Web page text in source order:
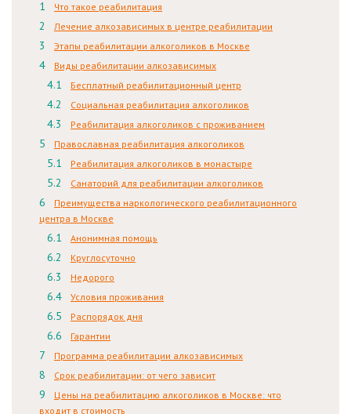
Что такое реабилитация
Лечение алкозависимых в центре реабилитации
Этапы реабилитации алкоголиков в Москве
Виды реабилитации алкозависимых
Бесплатный реабилитационный центр
Социальная реабилитация алкоголиков
Реабилитация алкоголиков с проживанием
Православная реабилитация алкоголиков
Реабилитация алкоголиков в монастыре
Санаторий для реабилитации алкоголиков
Преимущества наркологического реабилитационного
центра в Москве
Анонимная помощь
Круглосуточно
Недорого
Условия проживания
Распорядок дня
Гарантии
Программа реабилитации алкозависимых
Срок реабилитации: от чего зависит
Цены на реабилитацию алкоголиков в Москве: что
входит в стоимость